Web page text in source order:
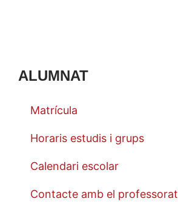
ALUMNAT
Matrícula
Horaris estudis i grups
Calendari escolar
Contacte amb el professorat